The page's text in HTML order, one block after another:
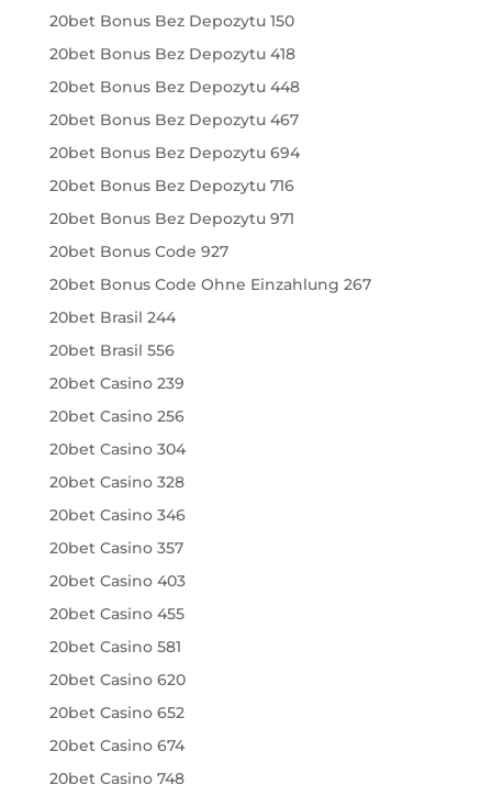
20bet Bonus Bez Depozytu 150
20bet Bonus Bez Depozytu 418
20bet Bonus Bez Depozytu 448
20bet Bonus Bez Depozytu 467
20bet Bonus Bez Depozytu 694
20bet Bonus Bez Depozytu 716
20bet Bonus Bez Depozytu 971
20bet Bonus Code 927
20bet Bonus Code Ohne Einzahlung 267
20bet Brasil 244
20bet Brasil 556
20bet Casino 239
20bet Casino 256
20bet Casino 304
20bet Casino 328
20bet Casino 346
20bet Casino 357
20bet Casino 403
20bet Casino 455
20bet Casino 581
20bet Casino 620
20bet Casino 652
20bet Casino 674
20bet Casino 748